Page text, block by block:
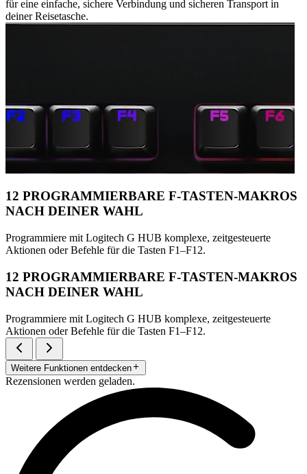
für eine einfache, sichere Verbindung und sicheren Transport in
deiner Reisetasche.
12 PROGRAMMIERBARE F-TASTEN-MAKROS
NACH DEINER WAHL
Programmiere mit Logitech G HUB komplexe, zeitgesteuerte
Aktionen oder Befehle für die Tasten F1–F12.
12 PROGRAMMIERBARE F-TASTEN-MAKROS
NACH DEINER WAHL
Programmiere mit Logitech G HUB komplexe, zeitgesteuerte
Aktionen oder Befehle für die Tasten F1–F12.
Weitere Funktionen entdecken
Rezensionen werden geladen.